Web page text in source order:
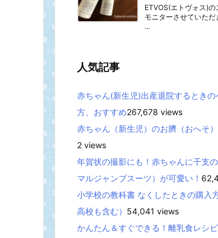
ETVOS(エトヴォス)
モニターさせていただ
...
人気記事
赤ちゃん(新生児)出産退院するとき
方、おすすめ267,678 views
赤ちゃん（新生児）のお臍（おへそ
2 views
年賀状の撮影にも！赤ちゃんに干支
マルジャンプスーツ）が可愛い！
小学校の教科書 なくしたときの購入
高校も含む） 54,041 views
かんたん＆すぐできる！離乳食レシ